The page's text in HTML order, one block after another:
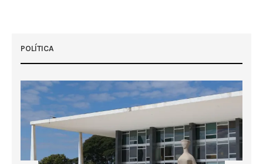
POLÍTICA